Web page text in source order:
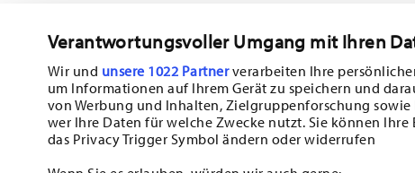
Verantwortungsvoller Umgang mit Ihren
Wir und unsere 1022 Partnerverarbeiten Ihre
um Informationen auf Ihrem Gerät zu speichern und
von Werbung und Inhalten, Zielgruppenforschung
wer Ihre Daten für welche Zwecke nutzt. Sie können
das Privacy Trigger Symbol ändern oder widerrufen
Iscriviti alla nostra newsletter e ricevi il 10% di sconto!
Tieniti informato su novità, tendenze e